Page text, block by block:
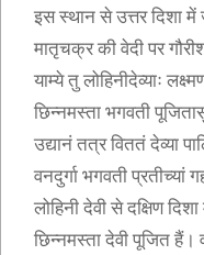
इस स्थान से उत्तर दिशा
मातृचक्र की वेदी पर
याम्ये तु लोहिनीदेव्याः
छिन्नमस्ता भगवती
उद्यानं तत्र विततं देव्या
वनदुर्गा भगवती
लोहिनी देवी से दक्षिण
छिन्नमस्ता देवी पूजित हैं।